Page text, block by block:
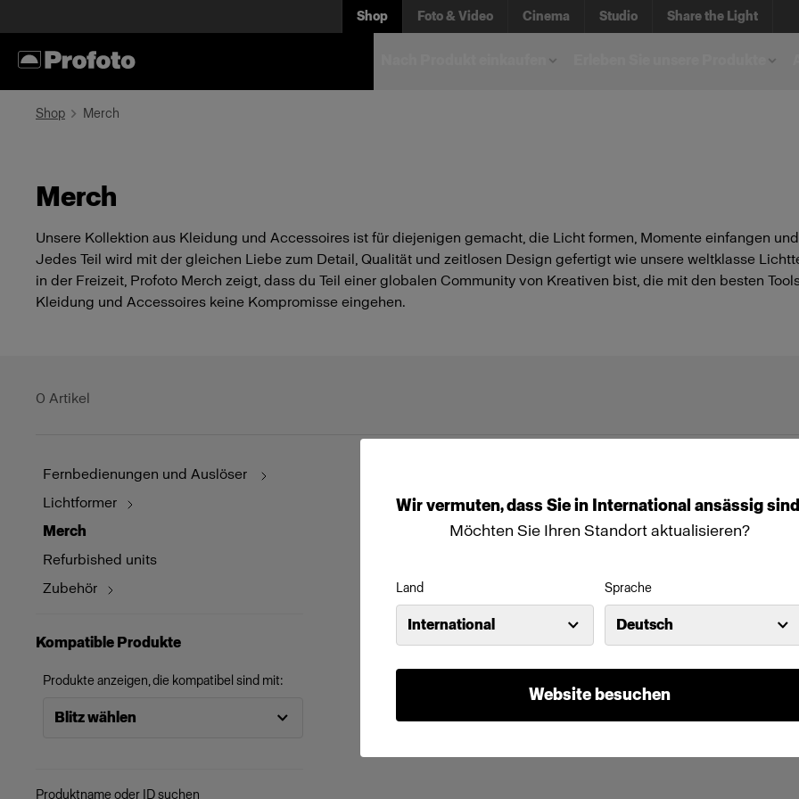
Wirvermuten,dass Siein International ansässig
Möchten Sie Ihren Standort aktualisieren?
Land
International
Sprache
Deutsch
Website besuchen
Shop Foto & Video Cinema Studio Share the Light
Shop Merch
Merch
Unsere Kollektion aus Kleidung und Accessoires ist für diejenigen gemacht, die Licht formen, Momente einfangen
Jedes Teil wird mit der gleichen Liebe zum Detail, Qualität und zeitlosen Design gefertigt wie unsere weltklasse
in der Freizeit, Profoto Merch zeigt, dass du Teil einer globalen Community von Kreativen bist, die mit den besten
Kleidung und Accessoires keine Kompromisse eingehen.
0 Artikel
Fernbedienungen und Auslöser
Lichtformer
Merch
Refurbished units
Zubehör
Kompatible Produkte
Produkte anzeigen, die kompatibel sind mit:
Blitz wählen
Produktname oder ID suchen